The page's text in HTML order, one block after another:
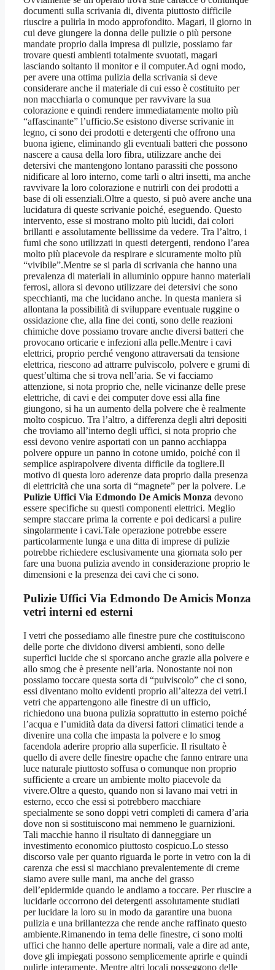
documenti sulla scrivania di, diventa piuttosto difficile
riuscire a pulirla in modo approfondito. Magari, il giorno in
cui deve giungere la donna delle pulizie o più persone
mandate proprio dalla impresa di pulizie, possiamo far
trovare questi ambienti totalmente svuotati, magari
lasciando soltanto il monitor e il computer.Ad ogni modo,
per avere una ottima pulizia della scrivania si deve
considerare anche il materiale di cui esso è costituito per
non macchiarla o comunque per ravvivare la sua
colorazione e quindi rendere immediatamente molto più
“affascinante” l’ufficio.Se esistono diverse scrivanie in
legno, ci sono dei prodotti e detergenti che offrono una
buona igiene, eliminando gli eventuali batteri che possono
nascere a causa della loro fibra, utilizzare anche dei
detersivi che mantengono lontano parassiti che possono
nidificare al loro interno, come tarli o altri insetti, ma anche
ravvivare la loro colorazione e nutrirli con dei prodotti a
base di oli essenziali.Oltre a questo, si può avere anche una
lucidatura di queste scrivanie poiché, eseguendo. Questo
intervento, esse si mostrano molto più lucidi, dai colori
brillanti e assolutamente bellissime da vedere. Tra l’altro, i
fumi che sono utilizzati in questi detergenti, rendono l’area
molto più piacevole da respirare e sicuramente molto più
“vivibile”.Mentre se si parla di scrivania che hanno una
prevalenza di materiali in alluminio oppure hanno materiali
ferrosi, allora si devono utilizzare dei detersivi che sono
specchianti, ma che lucidano anche. In questa maniera si
allontana la possibilità di sviluppare eventuale ruggine o
ossidazione che, alla fine dei conti, sono delle reazioni
chimiche dove possiamo trovare anche diversi batteri che
provocano orticarie e infezioni alla pelle.Mentre i cavi
elettrici, proprio perché vengono attraversati da tensione
elettrica, riescono ad attrarre pulviscolo, polvere e grumi di
quest’ultima che si trova nell’aria. Se vi facciamo
attenzione, si nota proprio che, nelle vicinanze delle prese
elettriche, di cavi e dei computer dove essi alla fine
giungono, si ha un aumento della polvere che è realmente
molto cospicuo. Tra l’altro, a differenza degli altri depositi
che troviamo all’interno degli uffici, si nota proprio che
essi devono venire asportati con un panno acchiappa
polvere oppure un panno in cotone umido, poiché con il
semplice aspirapolvere diventa difficile da togliere.Il
motivo di questa loro aderenze data proprio dalla presenza
di elettricità che una sorta di “magnete” per la polvere. Le
Pulizie Uffici Via Edmondo De Amicis Monza devono
essere specifiche su questi componenti elettrici. Meglio
sempre staccare prima la corrente e poi dedicarsi a pulire
singolarmente i cavi.Tale operazione potrebbe essere
particolarmente lunga e una ditta di imprese di pulizie
potrebbe richiedere esclusivamente una giornata solo per
fare una buona pulizia avendo in considerazione proprio le
dimensioni e la presenza dei cavi che ci sono.
Pulizie Uffici Via Edmondo De Amicis Monza
vetri interni ed esterni
I vetri che possediamo alle finestre pure che costituiscono
delle porte che dividono diversi ambienti, sono delle
superfici lucide che si sporcano anche grazie alla polvere e
allo smog che è presente nell’aria. Nonostante noi non
possiamo toccare questa sorta di “pulviscolo” che ci sono,
essi diventano molto evidenti proprio all’altezza dei vetri.I
vetri che appartengono alle finestre di un ufficio,
richiedono una buona pulizia soprattutto in esterno poiché
l’acqua e l’umidità data da diversi fattori climatici tende a
divenire una colla che impasta la polvere e lo smog
facendola aderire proprio alla superficie. Il risultato è
quello di avere delle finestre opache che fanno entrare una
luce naturale piuttosto soffusa o comunque non proprio
sufficiente a creare un ambiente molto piacevole da
vivere.Oltre a questo, quando non si lavano mai vetri in
esterno, ecco che essi si potrebbero macchiare
specialmente se sono doppi vetri completi di camera d’aria
dove non si sostituiscono mai nemmeno le guarnizioni.
Tali macchie hanno il risultato di danneggiare un
investimento economico piuttosto cospicuo.Lo stesso
discorso vale per quanto riguarda le porte in vetro con la di
carenza che essi si macchiano prevalentemente di creme
siamo avere sulle mani, ma anche del grasso
dell’epidermide quando le andiamo a toccare. Per riuscire a
lucidarle occorrono dei detergenti assolutamente studiati
per lucidare la loro su in modo da garantire una buona
pulizia e una brillantezza che rende anche raffinato questo
ambiente.Rimanendo in tema delle finestre, ci sono molti
uffici che hanno delle aperture normali, vale a dire ad ante,
dove gli impiegati possono semplicemente aprirle e quindi
pulirle interamente. Mentre altri locali posseggono delle